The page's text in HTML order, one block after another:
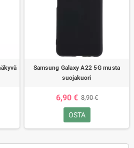
Samsung Galaxy A22 5G musta
suojakuori
6,90 € 8,90 €
OSTA